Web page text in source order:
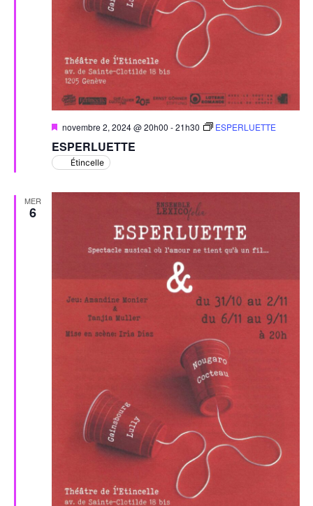
ESPERLUETTE
Mis
avant
novembre 2, 2024 @ 20h00 -21h30 ESPERLUETTE
Étincelle
MER
6